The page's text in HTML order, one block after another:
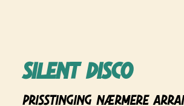
Silent disco
Prisstinging nærmere